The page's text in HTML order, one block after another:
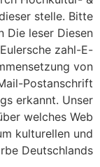
stelle. Bitte
Die leser Diesen
zahl-E-
von
Postanschrift
erkannt. Unser
welches Web
kulturellen und
Deutschlands.